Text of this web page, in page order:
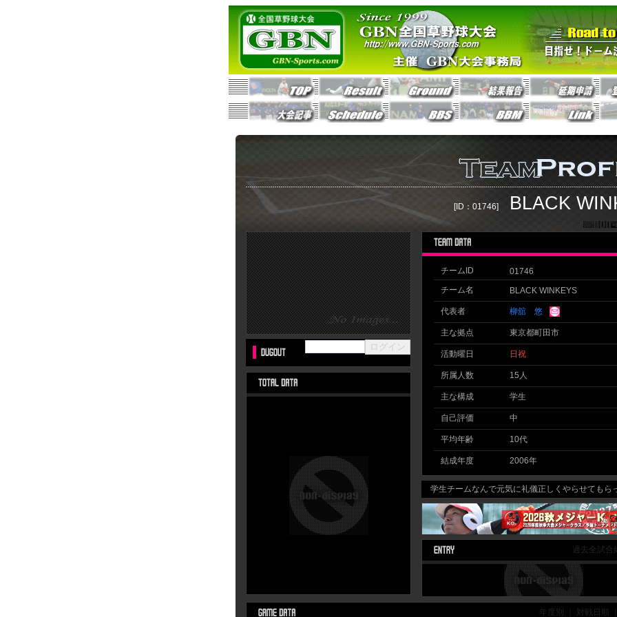
[ID：01746] BLACK
チームID 01746
チーム名 BLACK WINKEYS
代表者 柳舘 悠
主な拠点 東京都町田市
活動曜日 日祝
所属人数 15人
主な構成 学生
自己評価 中
平均年齢 10代
結成年度 2006年
学生チームなんで元気に礼儀正しくやらせてもらっ
過去全試合
年度別 ｜ 対戦日順